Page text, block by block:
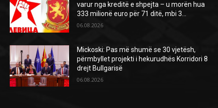
varur nga kreditë e shpejta – u morën hua
333 milionë euro për 71 ditë, mbi 3...
06.08.2026
Mickoski: Pas më shumë se 30 vjetësh,
përmbyllet projekti i hekurudhës Korridori 8
drejt Bullgarisë
06.08.2026